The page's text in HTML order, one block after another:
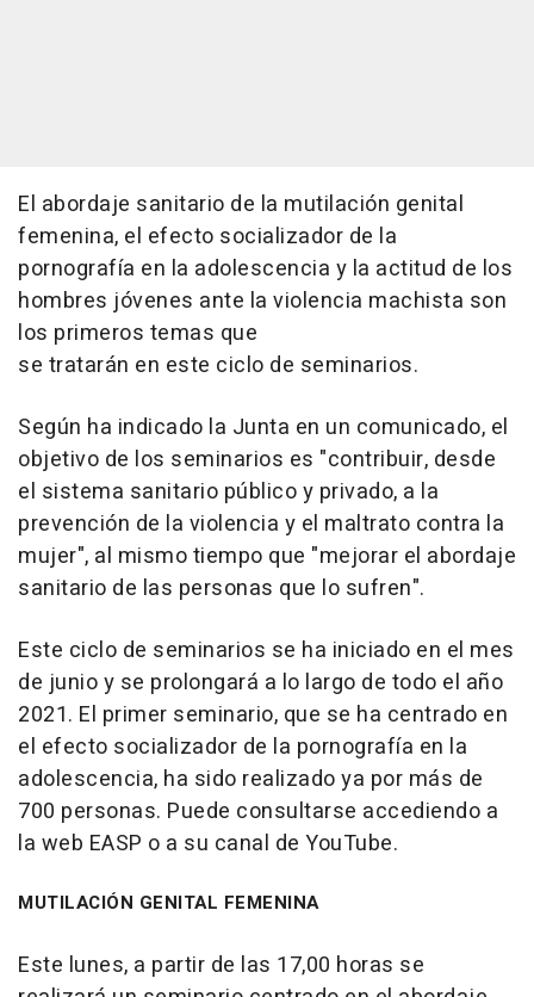
El abordaje sanitario de la mutilación genital
femenina, el efecto socializador de la
pornografía en la adolescencia y la actitud de los
hombres jóvenes ante la violencia machista son
los primeros temas que
se tratarán en este ciclo de seminarios.
Según ha indicado la Junta en un comunicado, el
objetivo de los seminarios es "contribuir, desde
el sistema sanitario público y privado, a la
prevención de la violencia y el maltrato contra la
mujer", al mismo tiempo que "mejorar el abordaje
sanitario de las personas que lo sufren".
Este ciclo de seminarios se ha iniciado en el mes
de junio y se prolongará a lo largo de todo el año
2021. El primer seminario, que se ha centrado en
el efecto socializador de la pornografía en la
adolescencia, ha sido realizado ya por más de
700 personas. Puede consultarse accediendo a
la web EASP o a su canal de YouTube.
MUTILACIÓN GENITAL FEMENINA
Este lunes, a partir de las 17,00 horas se